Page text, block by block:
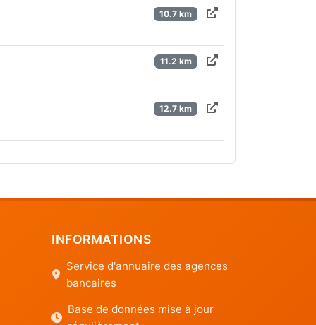
10.7 km
11.2 km
12.7 km
INFORMATIONS
Service d'annuaire des agences
bancaires
Base de données mise à jour